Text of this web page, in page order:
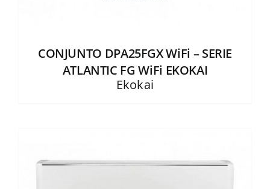
CONJUNTO DPA25FGX WiFi – SERIE
ATLANTIC FG WiFi EKOKAI
Ekokai